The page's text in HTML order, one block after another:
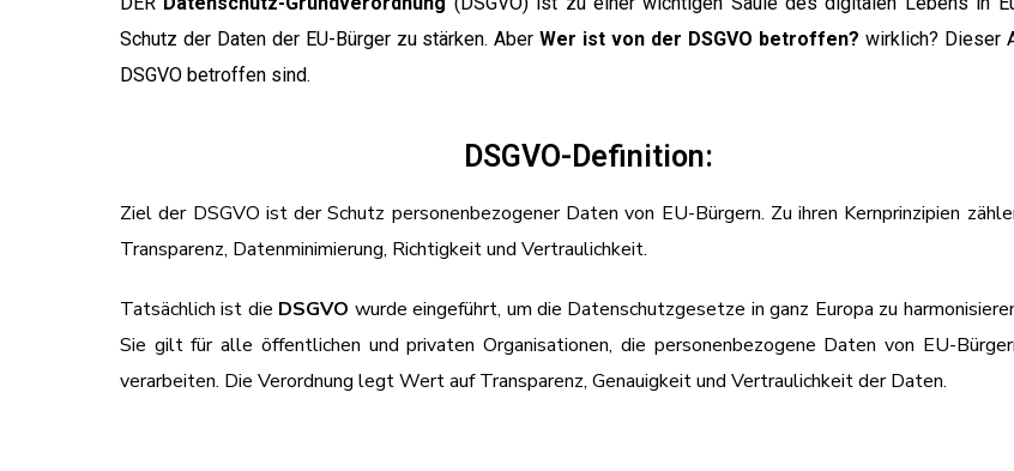
Schutz der Daten der EU-Bürger zu stärken. AberWer ist von der DSGVO betroffen? wirklich? Dieser
DSGVO betroffen sind.
DSGVO-Definition:
Ziel der DSGVO ist der Schutz personenbezogener Daten von EU-Bürgern. Zu ihren Kernprinzipien
Transparenz, Datenminimierung, Richtigkeit und Vertraulichkeit.
Tatsächlich ist die DSGVO wurde eingeführt, um die Datenschutzgesetze in ganz Europa zu
Sie gilt für alle öffentlichen und privaten Organisationen, die personenbezogene Daten von EU-
verarbeiten. Die Verordnung legt Wert auf Transparenz, Genauigkeit und Vertraulichkeit der Daten.